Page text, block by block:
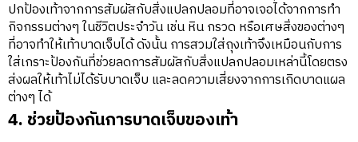
ปกป้องเท้าจากการสัมผัสกับสิ่งแปลกปลอมที่อาจเจอได้จากการทำ
กิจกรรมต่างๆ ในชีวิตประจำวัน เช่น หิน กรวด หรือเศษสิ่งของต่างๆ
ที่อาจทำให้เท้าบาดเจ็บได้ ดังนั้น การสวมใส่ถุงเท้าจึงเหมือนกับการ
ใส่เกราะป้องกันที่ช่วยลดการสัมผัสกับสิ่งแปลกปลอมเหล่านี้โดยตรง
ส่งผลให้เท้าไม่ได้รับบาดเจ็บ และลดความเสี่ยงจากการเกิดบาดแผล
ต่างๆ ได้
4. ช่วยป้องกันการบาดเจ็บของเท้า